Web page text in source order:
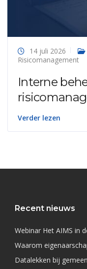
14 juli 2026
Risicomanagement
Interne
Verder lezen
Recent nieuws
Webinar Het AIMS in
Waarom
Datalekken bij